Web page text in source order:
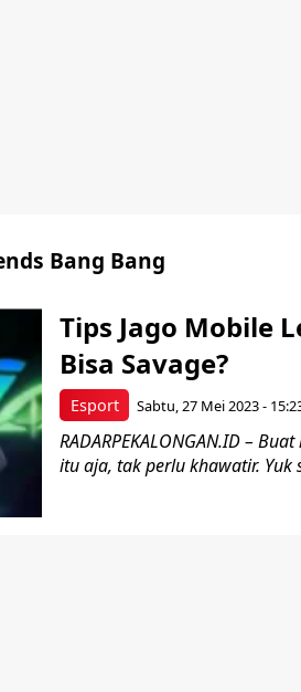
Bang Bang
Esport
Tips Jago Mobile
Bisa Savage?
Sabtu, 27 Mei 2023 -
RADARPEKALONGAN.ID –
itu aja, tak perlu khawatir.